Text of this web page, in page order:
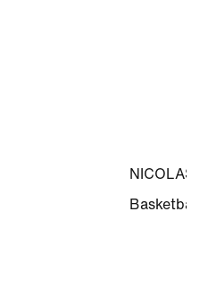
NICOLAS
Basketball